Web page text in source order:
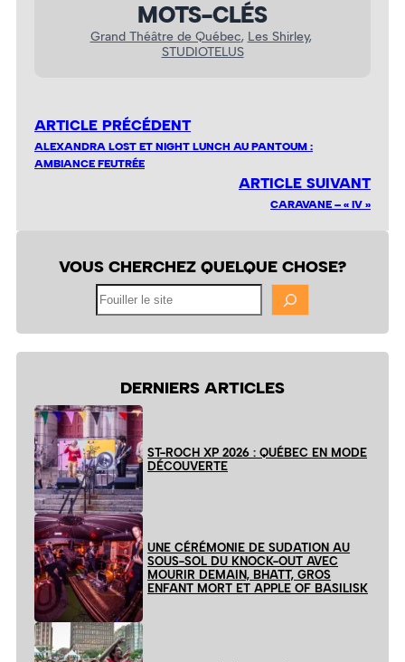
MOTS-CLÉS
Grand Théâtre de Québec, Les Shirley,
STUDIOTELUS
ARTICLE PRÉCÉDENT
ALEXANDRA LOST ET NIGHT LUNCH AU PANTOUM :
AMBIANCE FEUTRÉE
ARTICLE SUIVANT
CARAVANE – « IV »
VOUS CHERCHEZ QUELQUE CHOSE?
DERNIERS ARTICLES
ST-ROCH XP 2026 : QUÉBEC EN MODE
DÉCOUVERTE
UNE CÉRÉMONIE DE SUDATION AU
SOUS-SOL DU KNOCK-OUT AVEC
MOURIR DEMAIN, BHATT, GROS
ENFANT MORT ET APPLE OF BASILISK